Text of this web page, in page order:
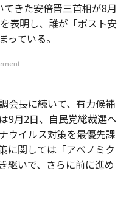
きた安倍晋三首相が8月
表明し、誰が「ポスト安
ている。
会長に続いて、有力候補
9月2日、自民党総裁選へ
ウイルス対策を最優先課
に関しては「アベノミク
継いで、さらに前に進め